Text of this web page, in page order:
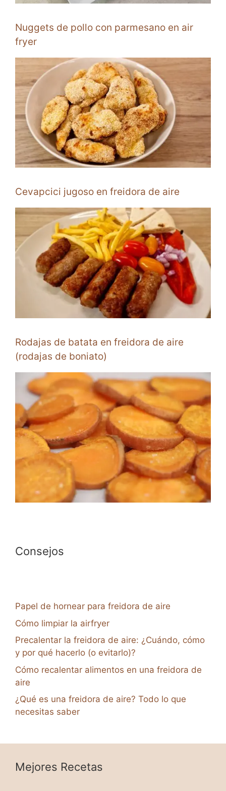
Nuggets de pollo con parmesano en air
fryer
Cevapcici jugoso en freidora de aire
Rodajas de batata en freidora de aire
(rodajas de boniato)
Consejos
Papel de hornear para freidora de aire
Cómo limpiar la airfryer
Precalentar la freidora de aire: ¿Cuándo, cómo
y por qué hacerlo (o evitarlo)?
Cómo recalentar alimentos en una freidora de
aire
¿Qué es una freidora de aire? Todo lo que
necesitas saber
Mejores Recetas